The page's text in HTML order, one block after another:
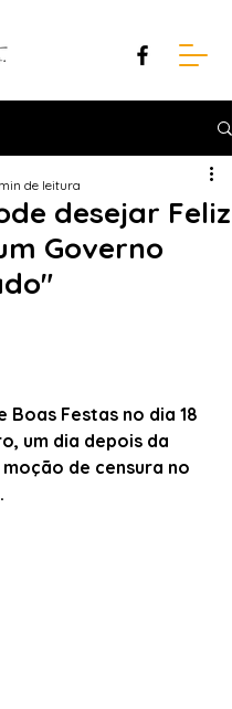
desejar Feliz
Governo
de leitura
NaN de 5 estrelas.
Boas Festas no dia 18
um dia depois da
de censura no